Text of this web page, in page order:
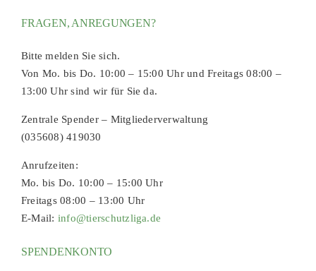
FRAGEN, ANREGUNGEN?
Bitte melden Sie sich.
Von Mo. bis Do. 10:00 – 15:00 Uhr und Freitags 08:00 –
13:00 Uhr sind wir für Sie da.
Zentrale Spender – Mitgliederverwaltung
(035608) 419030
Anrufzeiten:
Mo. bis Do. 10:00 – 15:00 Uhr
Freitags 08:00 – 13:00 Uhr
E-Mail: info@tierschutzliga.de
SPENDENKONTO